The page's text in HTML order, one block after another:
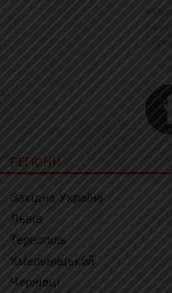
РЕГІОНИ
Західна Україна
Львів
Тернопіль
Хмельницький
Чернівці